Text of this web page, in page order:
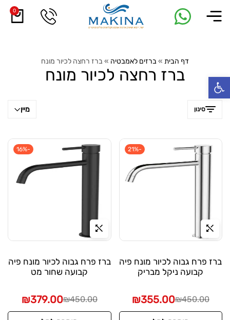
0
דף הבית »ברזים לאמבטיה »ברז רחצה לכיור מונח
ברז רחצה לכיור מונח
סינון מיין
-21%
ברז פרח גבוה לכיור מונח פיה
קבועה ניקל מבריק
₪450.00
₪355.00
-16%
ברז פרח גבוה לכיור מונח פיה
קבועה שחור מט
₪450.00
₪379.00
פתח סרגל נגישות